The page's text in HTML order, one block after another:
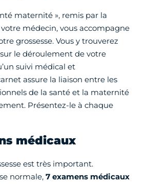
maternité », remis par la
médecin, vous accompagne
grossesse. Vous y trouverez
le déroulement de votre
suivi médical et
assure la liaison entre les
de la santé et la maternité
Présentez-le à chaque
médicaux
est très important.
normale, 7 examens médicaux